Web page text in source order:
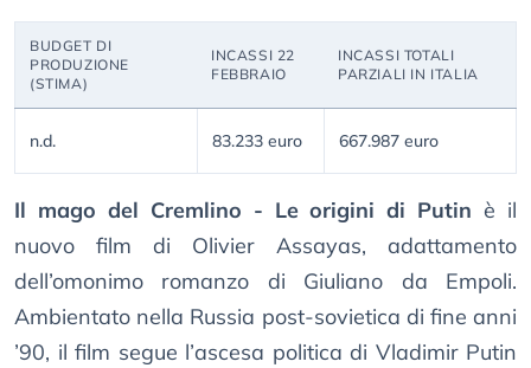
BUDGET DI
PRODUZIONE
(STIMA)
INCASSI 22
FEBBRAIO
INCASSI TOTALI
PARZIALI IN ITALIA
n.d. 83.233 euro 667.987 euro
Il mago del Cremlino - Le origini di Putin è il
nuovo film di Olivier Assayas, adattamento
dell’omonimo romanzo di Giuliano da Empoli.
Ambientato nella Russia post-sovietica di fine anni
’90, il film segue l’ascesa politica di Vladimir Putin